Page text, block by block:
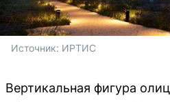
Источник: ИРТИС
Вертикальная фигура